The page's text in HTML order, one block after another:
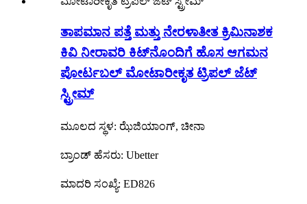
ತಾಪಮಾನ ಪತ್ತೆ ಮತ್ತು ನೇರಳಾತೀತ ಕ್ರಿಮಿನಾಶಕ
ಕಿವಿ ನೀರಾವರಿ ಕಿಟ್‌ನೊಂದಿಗೆ ಹೊಸ ಆಗಮನ
ಪೋರ್ಟಬಲ್ ಮೋಟಾರೀಕೃತ ಟ್ರಿಪಲ್ ಜೆಟ್
ಸ್ಟ್ರೀಮ್
ಮೂಲದ ಸ್ಥಳ: ಝೆಜಿಯಾಂಗ್, ಚೀನಾ
ಬ್ರಾಂಡ್ ಹೆಸರು: Ubetter
ಮಾದರಿ ಸಂಖ್ಯೆ: ED826